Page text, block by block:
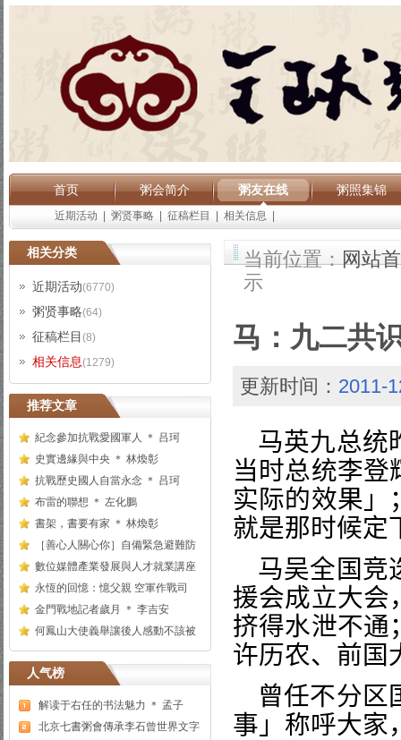
首页 粥会简介 粥友在线 粥照集锦
近期活动 粥贤事略 征稿栏目 相关信息
相关分类
近期活动(6770)
粥贤事略(64)
征稿栏目 (8)
相关信息(1279)
推荐文章
紀念參加抗戰愛國軍人 ＊ 吕珂
史實邊緣與中央 ＊ 林煥彰
抗戰歷史國人自當永念 ＊ 吕珂
布雷的聯想 ＊ 左化鵬
書架，書要有家 ＊ 林煥彰
［善心人關心你］自備緊急避難防
數位媒體產業發展與人才就業講座
永恆的回憶：憶父親 空軍作戰司
金門戰地記者歲月 ＊ 李吉安
何鳳山大使義舉讓後人感動不該被
人气榜
解读于右任的书法魅力 ＊ 孟子
北京七書粥會傳承李石曾世界文字
当前位置：网站
示
马：九二共
更新时间： 2011-
马英九总统
当时总统李登
实际的效果」
就是那时候定
马吴全国竞
援会成立大会
挤得水泄不通
许历农、前国
曾任不分区
事」称呼大家